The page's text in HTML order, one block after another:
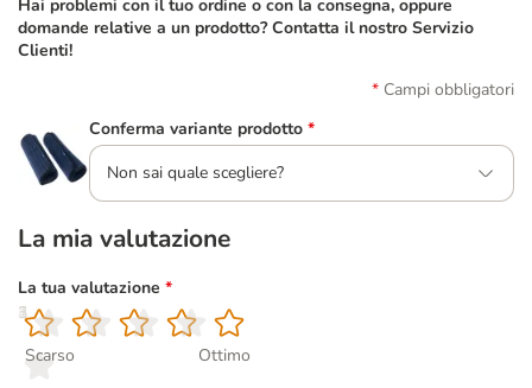
Hai problemi con il tuo ordine o con la consegna, oppure
domande relative a un prodotto? Contatta il nostro Servizio
Clienti!
Campi obbligatori
Conferma variante prodotto *
Non sai quale scegliere?
La mia valutazione
La tua valutazione *
1
Scarso
2
3
4
5
Ottimo